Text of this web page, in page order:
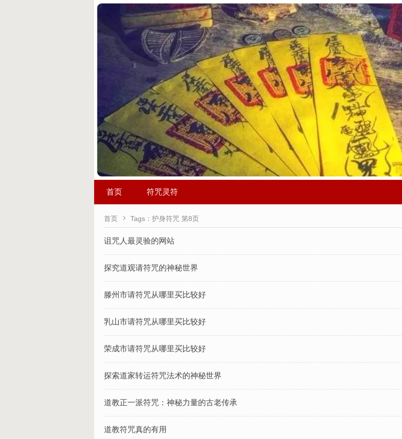
首页 符咒灵符
首页  Tags：护身符咒 第8页
诅咒人最灵验的网站
​探究道观请符咒的神秘世界
滕州市请符咒从哪里买比较好
乳山市请符咒从哪里买比较好
荣成市请符咒从哪里买比较好
​探索道家转运符咒法术的神秘世界
​道教正一派符咒：神秘力量的古老传承
道教符咒真的有用